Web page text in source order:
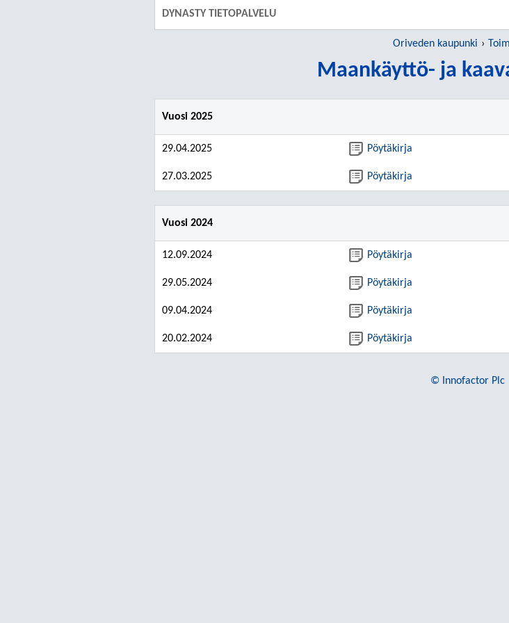
DYNASTY TIETOPALVELU
Oriveden kaupunki
Maankäyttö- ja
Vuosi 2025
29.04.2025 Pöytäkirja
27.03.2025 Pöytäkirja
Vuosi 2024
12.09.2024 Pöytäkirja
29.05.2024 Pöytäkirja
09.04.2024 Pöytäkirja
20.02.2024 Pöytäkirja
© Innofactor Plc